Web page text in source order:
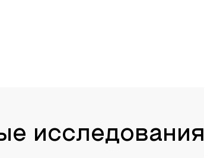
исследования